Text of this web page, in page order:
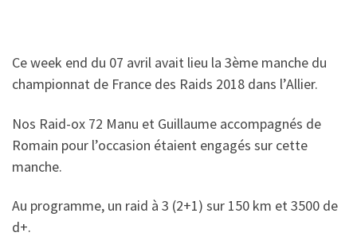
Ce week end du 07 avril avait lieu la 3ème manche du
championnat de France des Raids 2018 dans l’Allier.
Nos Raid-ox 72 Manu et Guillaume accompagnés de
Romain pour l’occasion étaient engagés sur cette
manche.
Au programme, un raid à 3 (2+1) sur 150 km et 3500 de
d+.